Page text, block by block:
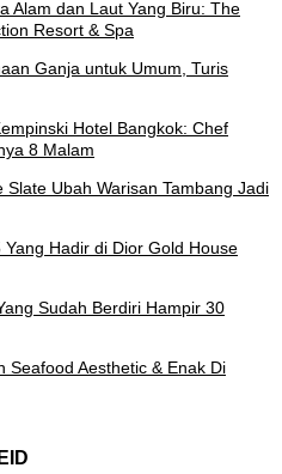
Alam dan Laut Yang Biru: The
Resort & Spa
Ganja untuk Umum, Turis
Hotel Bangkok: Chef
8 Malam
Ubah Warisan Tambang Jadi
Hadir di Dior Gold House
Sudah Berdiri Hampir 30
Seafood Aesthetic & Enak Di